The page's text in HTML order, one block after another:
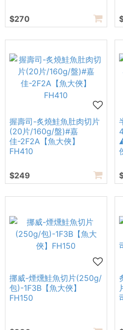
$270
握壽司-炙燒鮭魚肚肉切片
(20片/160g/盤)#嘉
佳-2F2A【魚大俠】
FH410
$249
挪威-煙燻鮭魚切片(250g/
包)-1F3B【魚大俠】
FH150